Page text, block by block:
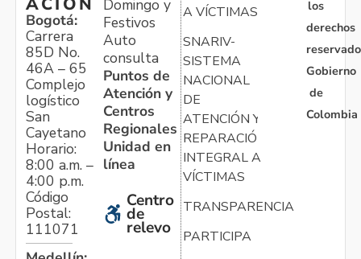
Bogotá:
Carrera
85D No.
46A – 65
Complejo
logístico
San
Cayetano
Horario:
8:00 a.m. –
4:00 p.m.
Código
Postal:
111071
Domingo y
Festivos
Auto
consulta
Puntos de
Atención y
Centros
Regionales
Unidad en
línea
Centro
de
relevo
A VÍCTIMAS
SNARIV-
SISTEMA
NACIONAL
DE
ATENCIÓN Y
REPARACIÓN
INTEGRAL A
VÍCTIMAS
TRANSPARENCIA
PARTICIPA
los
derechos
Gobierno
de
Colombia